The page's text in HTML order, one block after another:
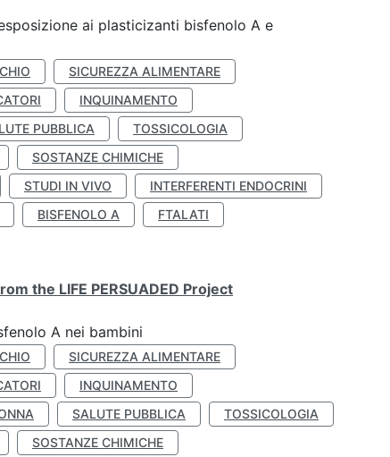
ai plasticizanti bisfenolo A e
SICUREZZA ALIMENTARE
INQUINAMENTO
PUBBLICA
TOSSICOLOGIA
SOSTANZE CHIMICHE
STUDI IN VIVO
INTERFERENTI ENDOCRINI
BISFENOLO A
FTALATI
the LIFE PERSUADED Project
A nei bambini
SICUREZZA ALIMENTARE
INQUINAMENTO
SALUTE PUBBLICA
TOSSICOLOGIA
SOSTANZE CHIMICHE